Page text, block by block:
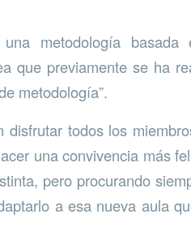
metodología
que previamente se ha
metodología”.
todos los
una convivencia más
pero procurando
a esa nueva aula